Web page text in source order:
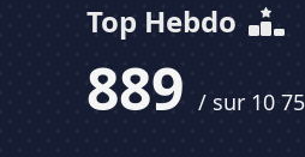
Top Hebdo
889 / sur 10